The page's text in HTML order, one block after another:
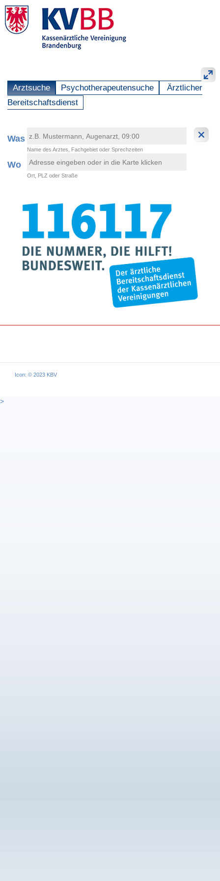
Arztsuche Psychotherapeutensuche
Ärztlicher
Bereitschaftsdienst
Was
Name des Arztes, Fachgebiet oder Sprechzeiten
Wo
Ort, PLZ oder Straße
Icon: © 2023 KBV
>